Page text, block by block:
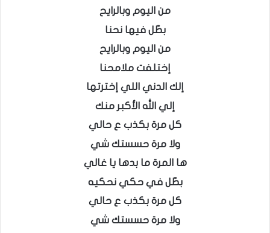
من اليوم وبالرايح
بطّل فيها نحنا
من اليوم وبالرايح
إختلفت ملامحنا
إلك الدني اللي إخترتها
إلي الله الأكبر منك
كل مرة بكذب ع حالي
ولا مرة حسستك شي
ها المرة ما بدها يا غالي
بطّل في حكي نحكيه
كل مرة بكذب ع حالي
ولا مرة حسستك شي